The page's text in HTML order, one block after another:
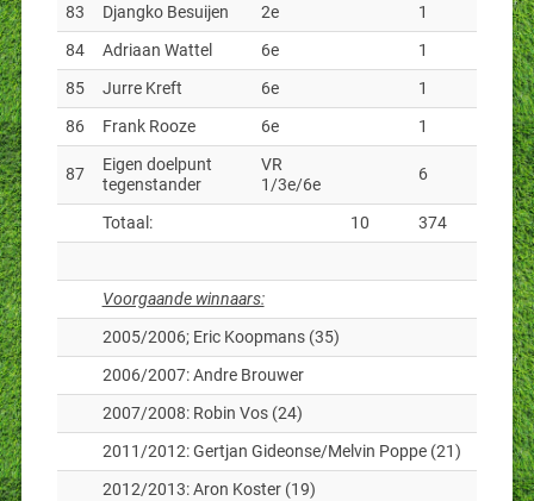
83
Djangko Besuijen 2e
1
84
Adriaan Wattel 6e
1
85
Jurre Kreft 6e
1
86
Frank Rooze 6e 1
87
Eigen doelpunt
tegenstander
VR
1/3e/6e
6
Totaal: 10 374
Voorgaande winnaars:
2005/2006; Eric Koopmans (35)
2006/2007: Andre Brouwer
2007/2008: Robin Vos (24)
2011/2012: Gertjan Gideonse/Melvin Poppe (21)
2012/2013: Aron Koster (19)